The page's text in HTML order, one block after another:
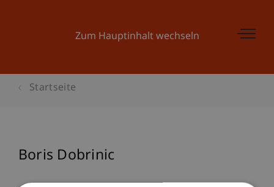
Zum Hauptinhalt wechseln
Startseite
Boris Dobrinic